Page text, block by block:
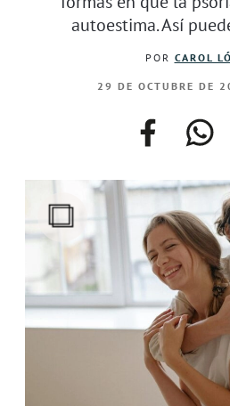
autoestima. Así
POR CAROL
29 DE OCTUBRE DE
facebook